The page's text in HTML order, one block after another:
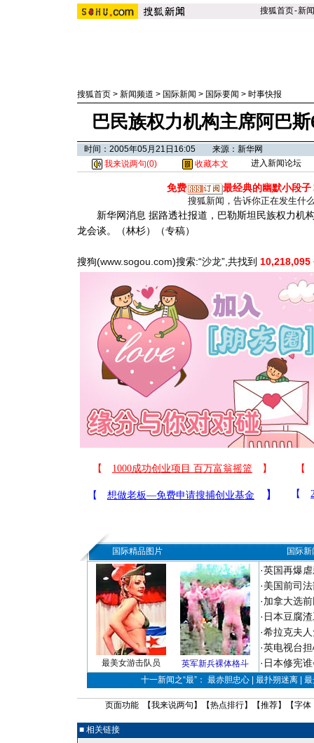
搜狐首页-新闻
搜狐首页 > 新闻频道 > 国际新闻 > 国际要闻 > 时事快报
巴民族权力机构主席阿巴
时间：2005年05月21日16:05 来源：新华网
我来说两句(0) 收藏本文 进入新闻论坛
免费 最经典的幽默小段子
搜狐新闻，告诉你正在发生什
新华网消息 据路透社报道，巴勒斯坦民族权力机
龙会谈。（林杉）（专稿）
搜狗(www.sogou.com)搜索:“沙龙”,共找到 10,218,095
国际精品图片 国际
最美女游击队员 英军新兵裸体格斗
·英国再爆
·美国前司
·加拿大选
· 日本豆腐
·希拉克夫
·英电视台
· 日本修宪
十一新闻之“最”： 最赤胆忠心 | 最扑朔迷离 |
页面功能 【我来说两句 】【热点排行】【推荐】【字体
■ 相关链接